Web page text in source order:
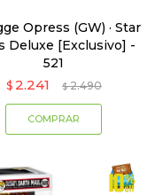
Opress (GW) · Star
Deluxe [Exclusivo] -
521
$ 2.241 $ 2.490